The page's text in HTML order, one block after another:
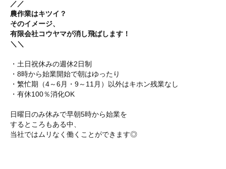
／／
農作業はキツイ？
そのイメージ、
有限会社コウヤマが消し飛ばします！
＼＼
・土日祝休みの週休2日制
・8時から始業開始で朝はゆったり
・繁忙期（4～6月・9～11月）以外はキホン残業なし
・有休100％消化OK
日曜日のみ休みで早朝5時から始業を
するところもある中、
当社ではムリなく働くことができます◎